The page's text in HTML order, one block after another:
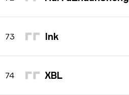
73 Ink
74 XBL